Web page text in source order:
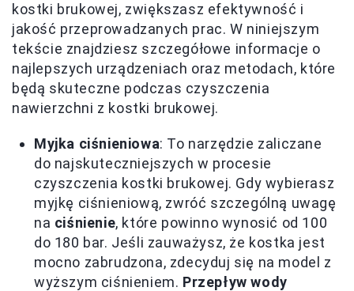
kostki brukowej, zwiększasz efektywność i
jakość przeprowadzanych prac. W niniejszym
tekście znajdziesz szczegółowe informacje o
najlepszych urządzeniach oraz metodach, które
będą skuteczne podczas czyszczenia
nawierzchni z kostki brukowej.
Myjka ciśnieniowa: To narzędzie zaliczane
do najskuteczniejszych w procesie
czyszczenia kostki brukowej. Gdy wybierasz
myjkę ciśnieniową, zwróć szczególną uwagę
na ciśnienie, które powinno wynosić od 100
do 180 bar. Jeśli zauważysz, że kostka jest
mocno zabrudzona, zdecyduj się na model z
wyższym ciśnieniem. Przepływ wody